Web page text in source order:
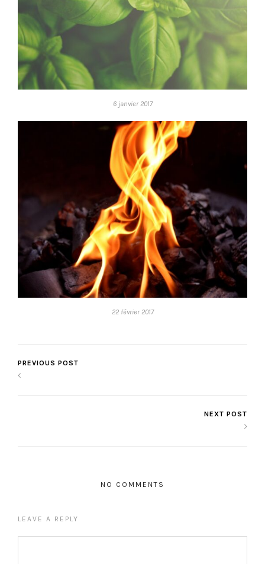
6 janvier 2017
22 février 2017
PREVIOUS POST
NEXT POST
NO COMMENTS
LEAVE A REPLY